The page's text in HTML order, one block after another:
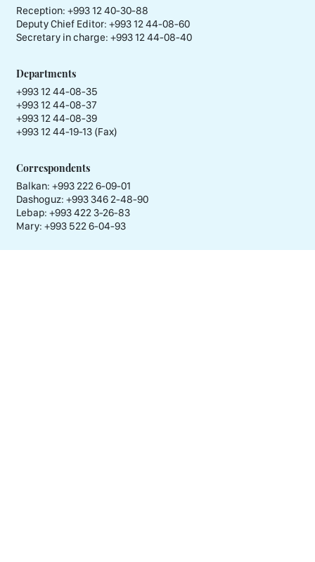
Reception: +993 12 40-30-88
Deputy Chief Editor: +993 12 44-08-60
Secretary in charge: +993 12 44-08-40
Departments
+993 12 44-08-35
+993 12 44-08-37
+993 12 44-08-39
+993 12 44-19-13 (Fax)
Correspondents
Balkan: +993 222 6-09-01
Dashoguz: +993 346 2-48-90
Lebap: +993 422 3-26-83
Mary: +993 522 6-04-93